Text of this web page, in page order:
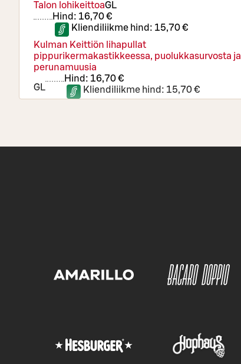
Jälkiruokasirkus
Pehmytjäätelö, kastikkeet & strösselit,
karamellit, popcorn, keksimurut ja vaihtuva
leivos
Talon lohikeittoaGL
Hind: 16,70 €
Kliendiliikme hind: 15,70 €
Kulman Keittiön lihapullat
pippurikermakastikkeessa, puolukkasurvosta ja
perunamuusia
GL
Hind: 16,70 €
Kliendiliikme hind: 15,70 €